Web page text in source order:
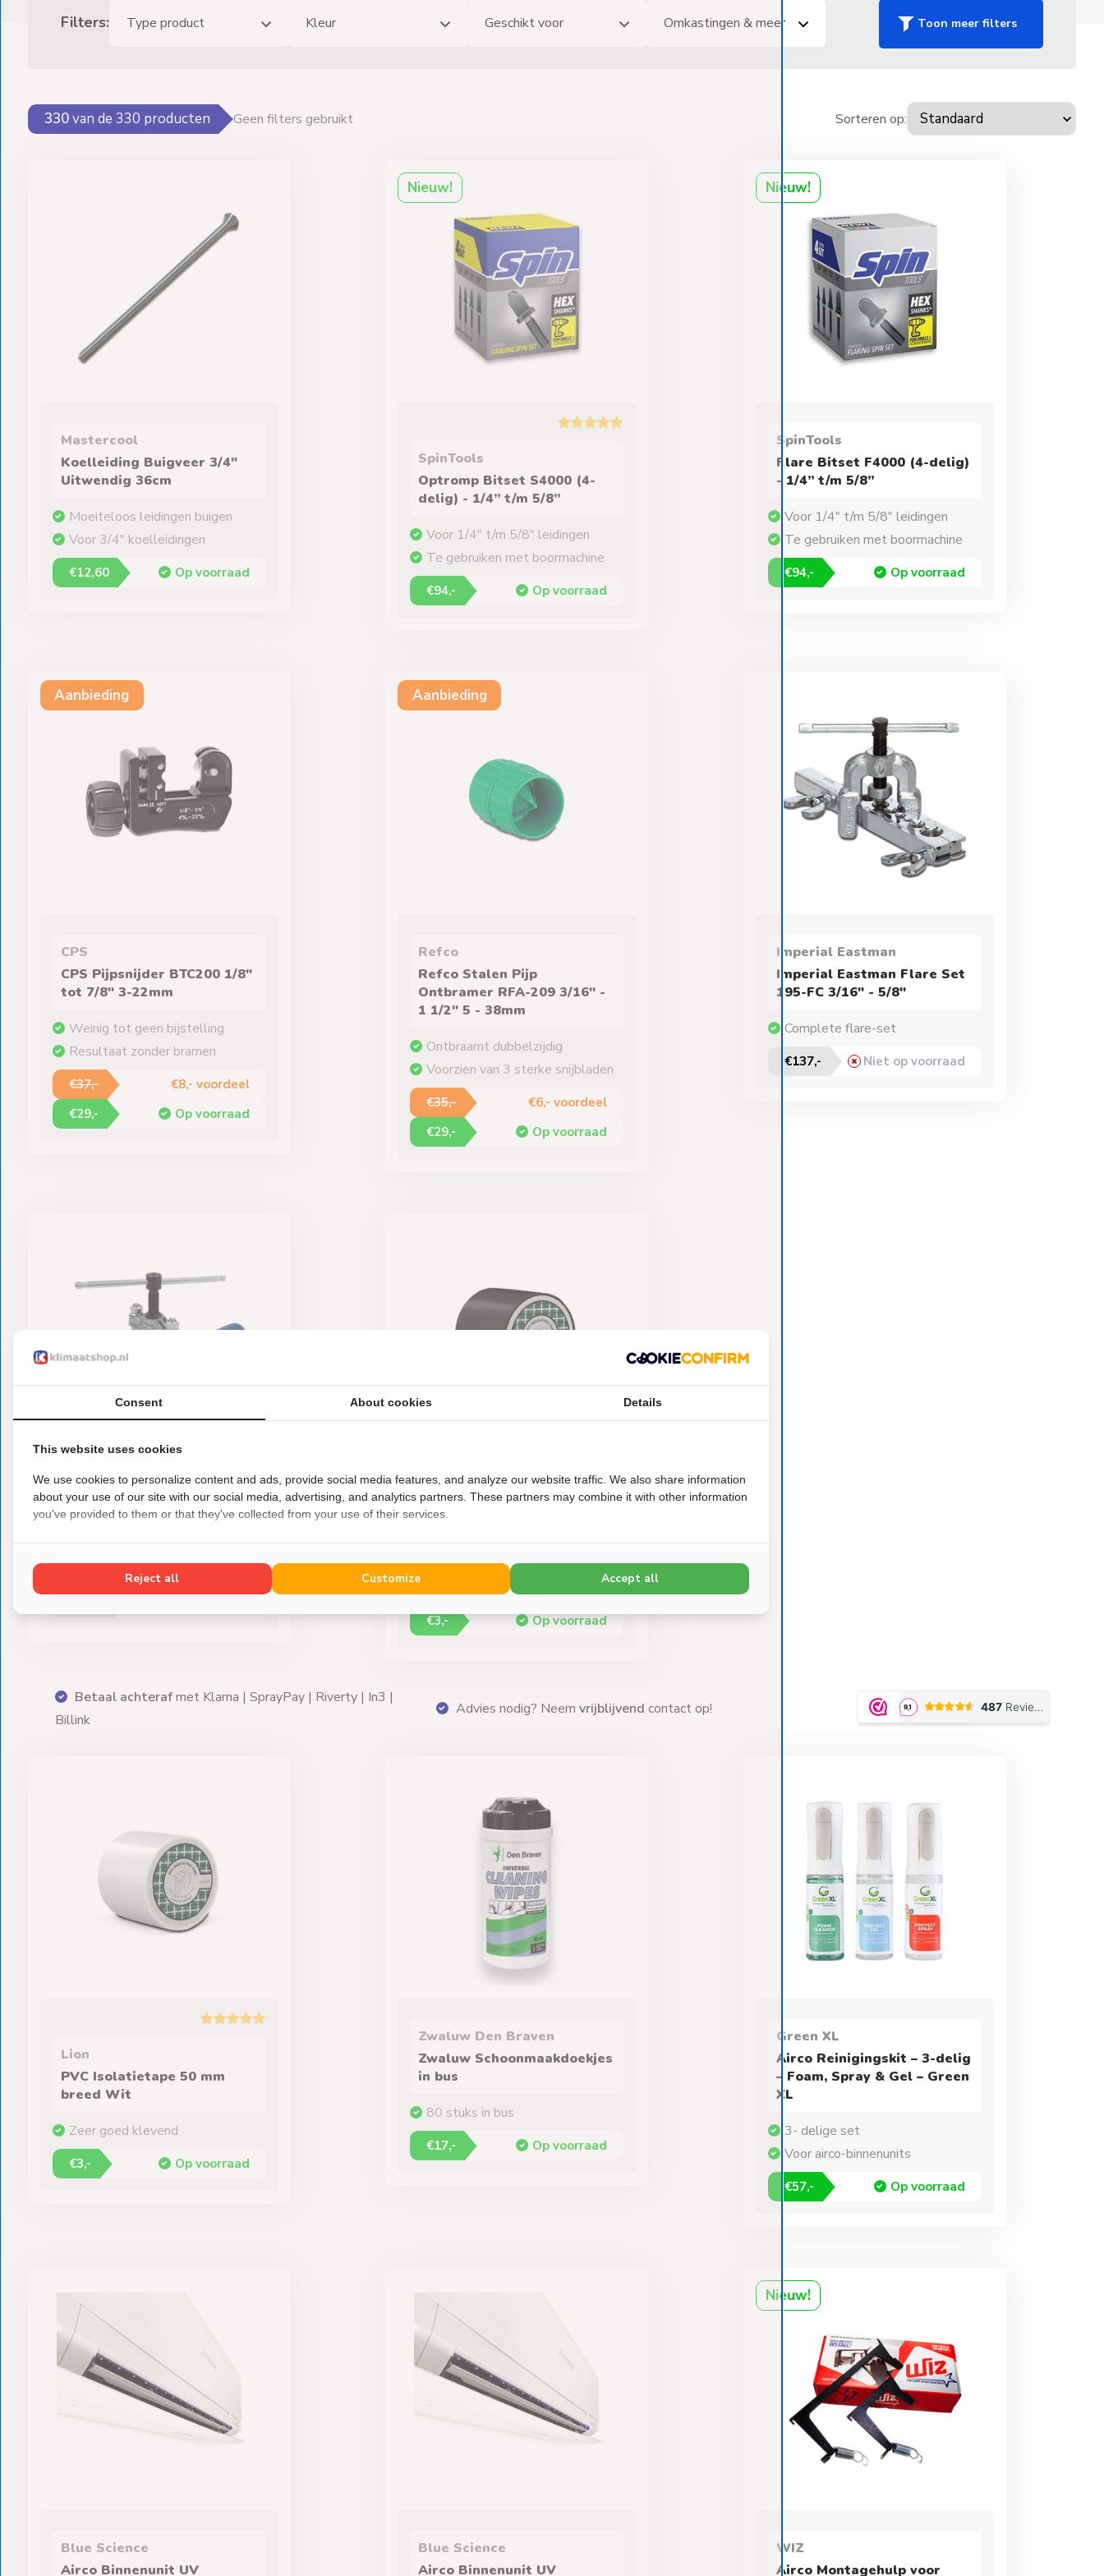
Filters: Type product Kleur Geschikt voor Omkastingen & meer Toon meer filters
330van de 330 producten Geen filters gebruikt Sorteren op:
Mastercool
Koelleiding Buigveer 3/4"
Uitwendig 36cm
Moeiteloos leidingen buigen
Voor 3/4" koelleidingen
€12,60 Op voorraad
Nieuw!
SpinTools
Optromp Bitset S4000 (4-
delig) - 1/4” t/m 5/8”
Voor 1/4" t/m 5/8" leidingen
Te gebruiken met boormachine
€94,- Op voorraad
Nieuw!
SpinTools
Flare Bitset F4000 (4-delig)
- 1/4” t/m 5/8”
Voor 1/4" t/m 5/8" leidingen
Te gebruiken met boormachine
€94,- Op voorraad
Aanbieding
CPS
CPS Pijpsnijder BTC200 1/8"
tot 7/8" 3-22mm
Weinig tot geen bijstelling
Resultaat zonder bramen
€37,-
€8,- voordeel
€29,-
Op voorraad
Aanbieding
Refco
Refco Stalen Pijp
Ontbramer RFA-209 3/16" -
1 1/2" 5 - 38mm
Ontbraamt dubbelzijdig
Voorzien van 3 sterke snijbladen
€35,-
€6,- voordeel
€29,-
Op voorraad
Imperial Eastman
Imperial Eastman Flare Set
195-FC 3/16" - 5/8"
Complete flare-set
€137,- Niet op voorraad
Yellow Jacket
Yellow Jacket Flare Set
Complete flare-set
Lion
Zeer goed klevend
€3,- Op voorraad
vrijblijvend contact op! Gratis bezorgingvanaf €60,- (m.u.v. palletzendingen)
Betaal achteraf
Lion
PVC Isolatietape 50 mm
breed Wit
Zeer goed klevend
€3,- Op voorraad
Zwaluw Den Braven
Zwaluw Schoonmaakdoekjes
in bus
80 stuks in bus
€17,- Op voorraad
Green XL
Airco Reinigingskit – 3-delig
– Foam, Spray & Gel – Green
XL
3- delige set
Voor airco-binnenunits
€57,- Op voorraad
Blue Science
Airco Binnenunit UV
Blue Science
Airco Binnenunit UV
Nieuw!
WIZ
Airco Montagehulp voor
Consent About cookies Details
This website uses cookies
We use cookies to personalize content and ads, provide social media features, and analyze our website traffic. We also share information
about your use of our site with our social media, advertising, and analytics partners. These partners may combine it with other information
you've provided to them or that they've collected from your use of their services.
Reject all Customize Accept all